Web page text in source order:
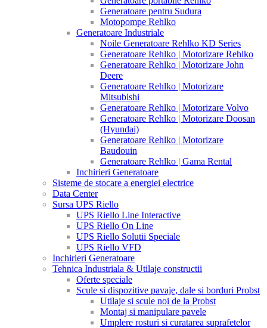
Generatoare pentru Sudura
Motopompe Rehlko
Generatoare Industriale
Noile Generatoare Rehlko KD Series
Generatoare Rehlko | Motorizare Rehlko
Generatoare Rehlko | Motorizare John
Deere
Generatoare Rehlko | Motorizare
Mitsubishi
Generatoare Rehlko | Motorizare Volvo
Generatoare Rehlko | Motorizare Doosan
(Hyundai)
Generatoare Rehlko | Motorizare
Baudouin
Generatoare Rehlko | Gama Rental
Inchirieri Generatoare
Sisteme de stocare a energiei electrice
Data Center
Sursa UPS Riello
UPS Riello Line Interactive
UPS Riello On Line
UPS Riello Solutii Speciale
UPS Riello VFD
Inchirieri Generatoare
Tehnica Industriala & Utilaje constructii
Oferte speciale
Scule si dispozitive pavaje, dale si borduri Probst
Utilaje si scule noi de la Probst
Montaj si manipulare pavele
Umplere rosturi si curatarea suprafetelor